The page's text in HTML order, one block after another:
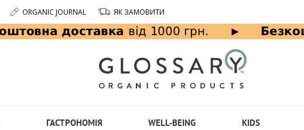
ORGANIC JOURNAL ЯК ЗАМОВИТИ
ГАСТРОНОМІЯ WELL-BEING KIDS